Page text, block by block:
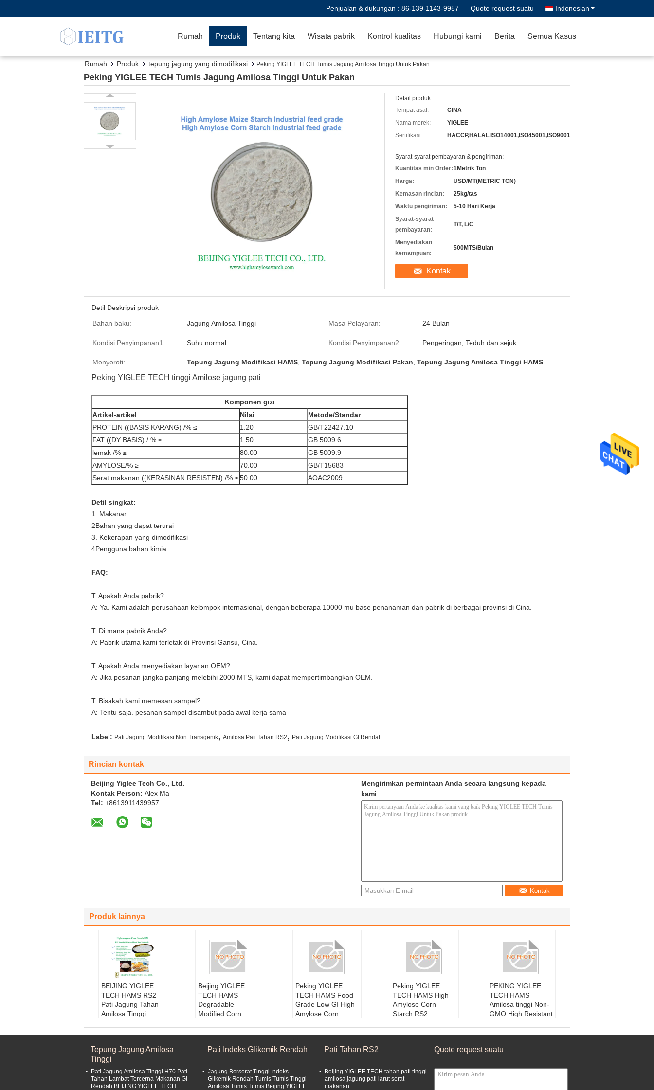
Penjualan & dukungan : 86-139-1143-9957 Quote request suatu Indonesian
Rumah Produk Tentang kita Wisata pabrik Kontrol kualitas Hubungi kami Berita Semua Kasus
Rumah Produk tepung jagung yang dimodifikasi Peking YIGLEE TECH Tumis Jagung Amilosa Tinggi Untuk Pakan
Peking YIGLEE TECH Tumis Jagung Amilosa Tinggi Untuk Pakan
Detail produk:
Tempat asal:
CINA
Nama merek:
YIGLEE
Sertifikasi:
HACCP,HALAL,ISO14001,ISO45001,ISO9001
Syarat-syarat pembayaran & pengiriman:
Kuantitas min Order:1Metrik Ton
Harga:
USD/MT(METRIC TON)
Kemasan rincian:
25kg/tas
Waktu pengiriman:
5-10 Hari Kerja
Syarat-syarat
pembayaran:
T/T, L/C
Menyediakan
kemampuan:
500MTS/Bulan
Kontak
Detil Deskripsi produk
Bahan baku:
Jagung Amilosa Tinggi Masa Pelayaran: 24 Bulan
Kondisi Penyimpanan1: Suhu normal Kondisi Penyimpanan2: Pengeringan, Teduh dan sejuk
Menyoroti: Tepung Jagung Modifikasi HAMS Tepung Jagung Modifikasi Pakan Tepung Jagung Amilosa Tinggi HAMS
Peking YIGLEE TECH tinggi Amilose jagung pati
Komponen gizi
Artikel-artikel
Nilai
Metode/Standar
PROTEIN ((BASIS KARANG) /% ≤
1.20
GB/T22427.10
FAT ((DY BASIS) / % ≤
1.50
GB 5009.6
lemak /% ≥
80.00
GB 5009.9
AMYLOSE/% ≥
70.00
GB/T15683
Serat makanan ((KERASINAN RESISTEN) /% ≥50.00 AOAC2009
Detil singkat:
1. Makanan
2Bahan yang dapat terurai
3. Kekerapan yang dimodifikasi
4Pengguna bahan kimia
FAQ:
T: Apakah Anda pabrik?
A: Ya. Kami adalah perusahaan kelompok internasional, dengan beberapa 10000 mu base penanaman dan pabrik di berbagai provinsi di Cina.
T: Di mana pabrik Anda?
A: Pabrik utama kami terletak di Provinsi Gansu, Cina.
T: Apakah Anda menyediakan layanan OEM?
A: Jika pesanan jangka panjang melebihi 2000 MTS, kami dapat mempertimbangkan OEM.
T: Bisakah kami memesan sampel?
A: Tentu saja. pesanan sampel disambut pada awal kerja sama
Label: Pati Jagung Modifikasi Non Transgenik, Amilosa Pati Tahan RS2 , Pati Jagung Modifikasi GI Rendah
Rincian kontak
Beijing Yiglee Tech Co., Ltd.
Kontak Person: Alex Ma
Tel: +8613911439957
Mengirimkan permintaan Anda secara langsung kepada
kami
Kontak
Produk lainnya
BEIJING YIGLEE
TECH HAMS RS2
Pati Jagung Tahan
Amilosa Tinggi
g Amilosa Tinggi
Jenis:
Masa Pelayaran:2
4 Bulan
Kondisi Penyimpa
Beijing YIGLEE
TECH HAMS
Degradable
Modified Corn
g Amilosa Tinggi
4 Bulan
Kondisi Penyimpa
nan1:Suhu normal
Peking YIGLEE
TECH HAMS Food
Grade Low GI High
Amylose Corn
g Amilosa Tinggi
Masa Pelayaran:2
4 Bulan
Kondisi Penyimpa
Peking YIGLEE
TECH HAMS High
Amylose Corn
Starch RS2
Pati Tahan
4 Bulan
Kondisi Penyimpa
PEKING YIGLEE
TECH HAMS
Amilosa tinggi Non-
GMO High Resistant
Bahan baku:
Jenis:jagung tahan
Tepung Jagung Amilosa
Tinggi
Pati Jagung Amilosa Tinggi H70 Pati
Tahan Lambat Tercerna Makanan GI
Rendah BEIJING YIGLEE TECH
Pati Indeks Glikemik Rendah
Jagung Berserat Tinggi Indeks
Glikemik Rendah Tumis Tumis Tinggi
Amilosa Tumis Tumis Beijing YIGLEE
Pati Tahan RS2
Beijing YIGLEE TECH tahan pati tinggi
amilosa jagung pati larut serat
makanan
Quote request suatu